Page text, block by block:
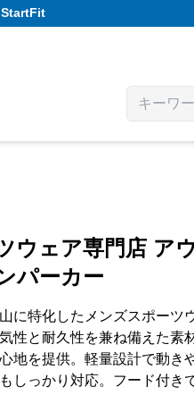
StartFit
ウェア専門店 ア
パーカー
に特化したメンズスポーツ
性と耐久性を兼ね備えた素
地を提供。軽量設計で動き
しっかり対応。フード付き